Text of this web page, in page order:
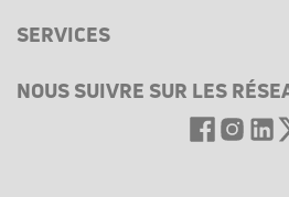
SERVICES
NOUS SUIVRE SUR LES